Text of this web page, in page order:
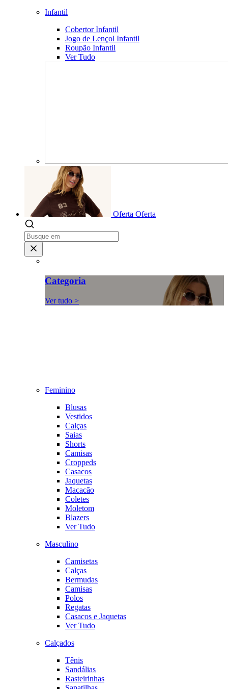
Infantil
Cobertor Infantil
Jogo de Lençol Infantil
Roupão Infantil
Ver Tudo
Oferta Oferta
Categoria
Ver tudo >
Feminino
Blusas
Vestidos
Calças
Saias
Shorts
Camisas
Croppeds
Casacos
Jaquetas
Macacão
Coletes
Moletom
Blazers
Ver Tudo
Masculino
Camisetas
Calças
Bermudas
Camisas
Polos
Regatas
Casacos e Jaquetas
Ver Tudo
Calçados
Tênis
Sandálias
Rasteirinhas